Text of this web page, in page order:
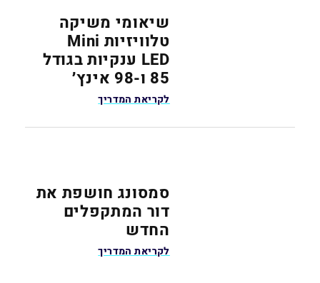
שיאומי משיקה
טלוויזיות Mini
LED ענקיות בגודל
85 ו-98 אינץ׳
לקריאת המדריך
סמסונג חושפת את
דור המתקפלים
החדש
לקריאת המדריך